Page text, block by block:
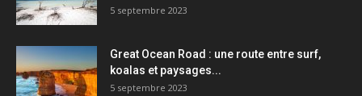
5 septembre 2023
Great Ocean Road : une route entre surf,
koalas et paysages...
5 septembre 2023